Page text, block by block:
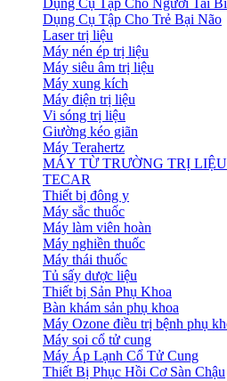
Dụng Cụ Tập Cho Trẻ Bại Não
Laser trị liệu
Máy nén ép trị liệu
Máy siêu âm trị liệu
Máy xung kích
Máy điện trị liệu
Vi sóng trị liệu
Giường kéo giãn
Máy Terahertz
MÁY TỪ TRƯỜNG TRỊ LIỆU
TECAR
Thiết bị đông y
Máy sắc thuốc
Máy làm viên hoàn
Máy nghiền thuốc
Máy thái thuốc
Tủ sấy dược liệu
Thiết bị Sản Phụ Khoa
Bàn khám sản phụ khoa
Máy Ozone điều trị bệnh phụ
Máy soi cổ tử cung
Máy Áp Lạnh Cổ Tử Cung
Thiết Bị Phục Hồi Cơ Sàn Chậu